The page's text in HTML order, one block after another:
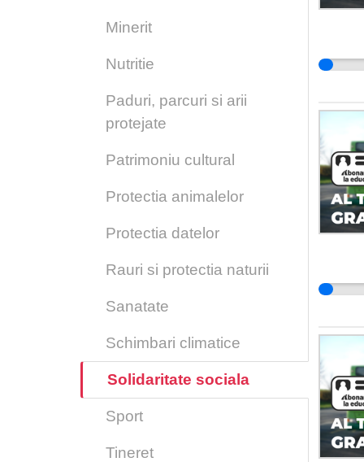
Minerit
Nutritie
Paduri, parcuri si arii
protejate
Patrimoniu cultural
Protectia animalelor
Protectia datelor
Rauri si protectia naturii
Sanatate
Schimbari climatice
Solidaritate sociala
Sport
Tineret